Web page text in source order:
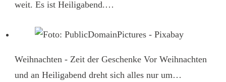
weit. Es ist Heiligabend.…
Weihnachten - Zeit der Geschenke Vor Weihnachten
und an Heiligabend dreht sich alles nur um…